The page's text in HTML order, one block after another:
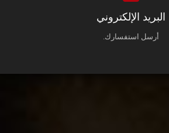
البريد الإلكتروني
أرسل استفسارك.